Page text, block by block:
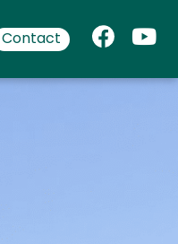
Contact